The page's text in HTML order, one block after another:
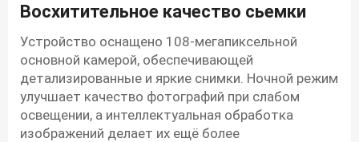
Восхитительное качество сьемки
Устройство оснащено 108-мегапиксельной
основной камерой, обеспечивающей
детализированные и яркие снимки. Ночной режим
улучшает качество фотографий при слабом
освещении, а интеллектуальная обработка
изображений делает их ещё более